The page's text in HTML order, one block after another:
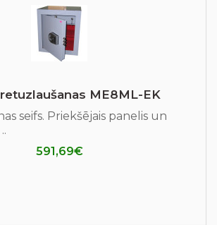
ME8ML-EK
seifs. Priekšējais panelis un
591,69€